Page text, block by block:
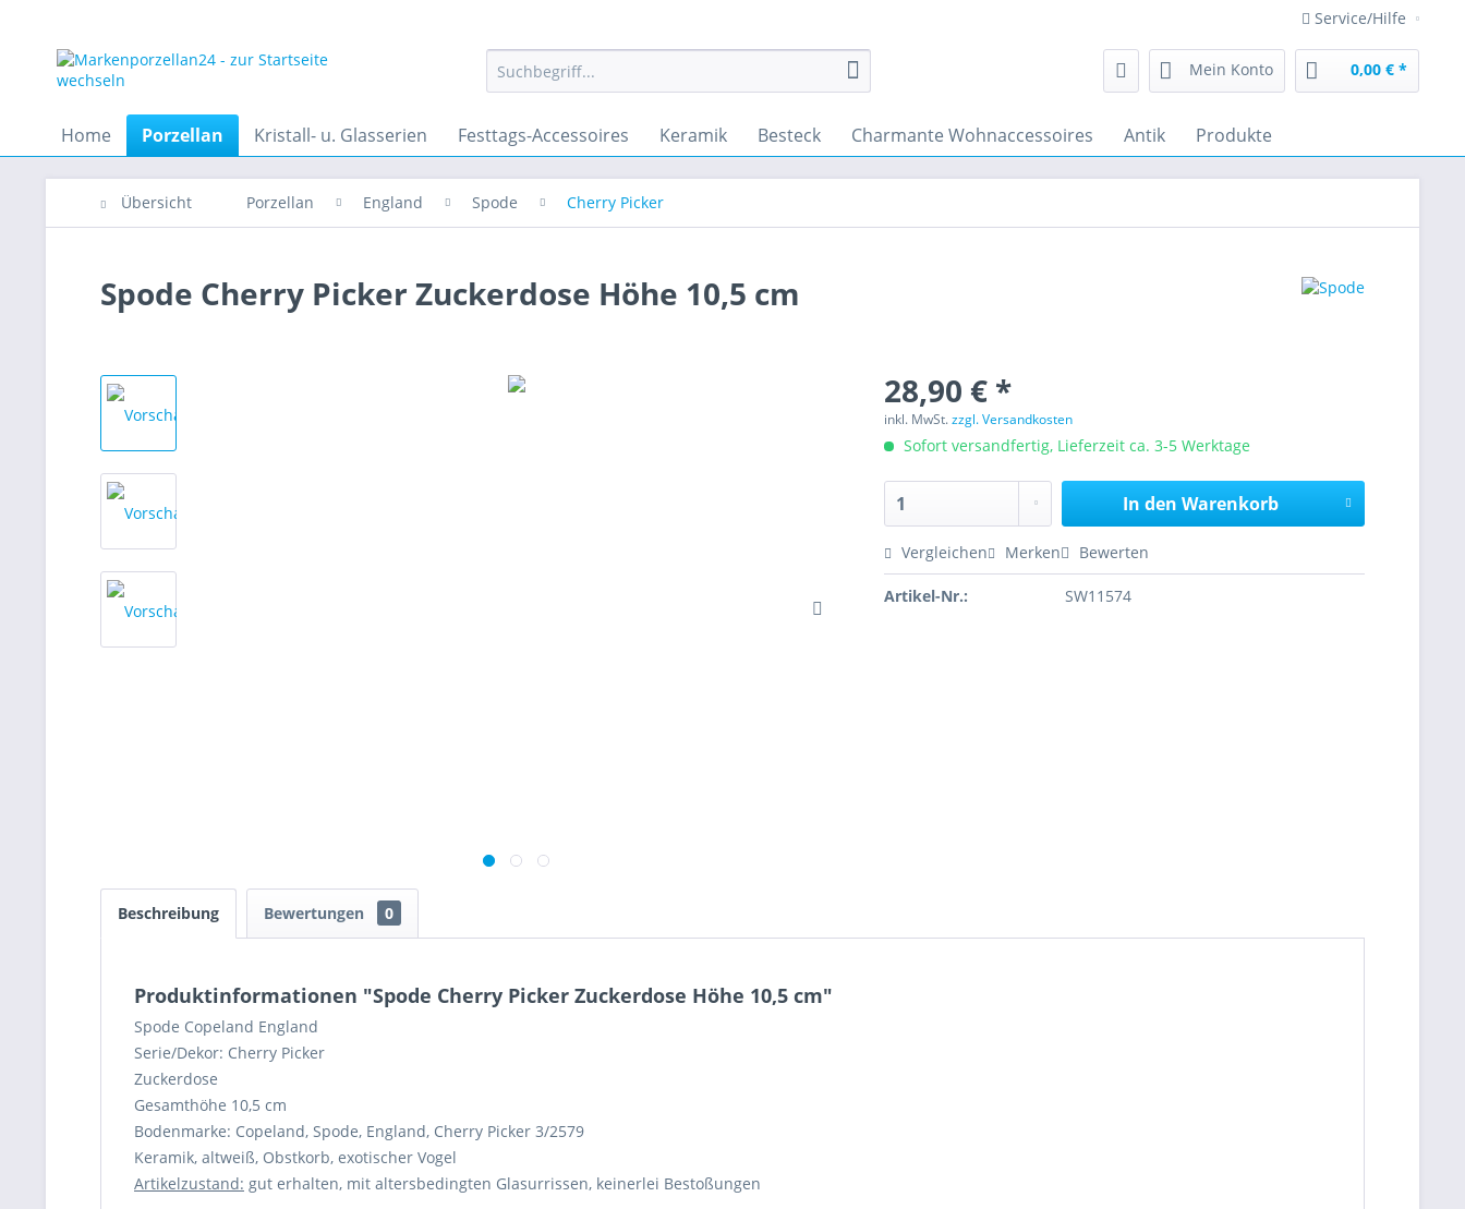
Service/Hilfe
Mein Konto 0,00 € *
Home Porzellan Kristall- u. Glasserien Festtags-Accessoires Keramik Besteck Charmante Wohnaccessoires Antik Produkte
Übersicht Porzellan England Spode Cherry Picker
Spode Cherry Picker Zuckerdose Höhe 10,5 cm
28,90 € *
inkl. MwSt.zzgl. Versandkosten
Sofort versandfertig, Lieferzeit ca. 3-5 Werktage
In den Warenkorb
Vergleichen Merken Bewerten
Artikel-Nr.: SW11574
Beschreibung Bewertungen 0
Produktinformationen "Spode Cherry Picker Zuckerdose Höhe 10,5 cm"
Spode Copeland England
Serie/Dekor: Cherry Picker
Zuckerdose
Gesamthöhe 10,5 cm
Bodenmarke: Copeland, Spode, England, Cherry Picker 3/2579
Keramik, altweiß, Obstkorb, exotischer Vogel
Artikelzustand: gut erhalten, mit altersbedingten Glasurrissen, keinerlei Bestoßungen